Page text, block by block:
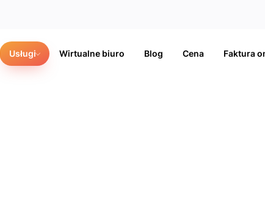
Usługi Wirtualne biuro Blog Cena Faktura